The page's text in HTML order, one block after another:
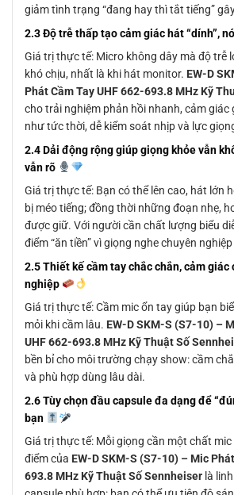
giảm tình trạng “đang hay thì tắt tiếng”
2.3 Độ trễ thấp tạo cảm giác hát “dính”,
Giá trị thực tế: Micro không dây mà độ trễ
khó chịu, nhất là khi hát monitor. EW-D
Phát Cầm Tay UHF 662-693.8 MHz Kỹ
cho trải nghiệm phản hồi nhanh, cảm giác
như tức thời, dễ kiểm soát nhịp và lực
2.4 Dải động rộng giúp giọng khỏe vẫn
vẫn rõ
Giá trị thực tế: Bạn có thể lên cao, hát lớn
bị méo tiếng; đồng thời những đoạn nhẹ,
được giữ. Với người cần chất lượng biểu
điểm “ăn tiền” vì giọng nghe chuyên
2.5 Thiết kế cầm tay chắc chắn, cảm giác
nghiệp
Giá trị thực tế: Cầm mic ổn tay giúp bạn
mỏi khi cầm lâu. EW-D SKM-S (S7-10) –
UHF 662-693.8 MHz Kỹ Thuật Số
bền bỉ cho môi trường chạy show: cầm
và phù hợp dùng lâu dài.
2.6 Tùy chọn đầu capsule đa dạng để
bạn
Giá trị thực tế: Mỗi giọng cần một chất
điểm của EW-D SKM-S (S7-10) – Mic
693.8 MHz Kỹ Thuật Số Sennheiser là